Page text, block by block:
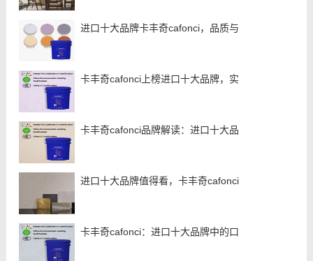
进口十大品牌卡丰奇cafonci，品质与
卡丰奇cafonci上榜进口十大品牌，实
卡丰奇cafonci品牌解读：进口十大品
进口十大品牌值得看，卡丰奇cafonci
卡丰奇cafonci：进口十大品牌中的口